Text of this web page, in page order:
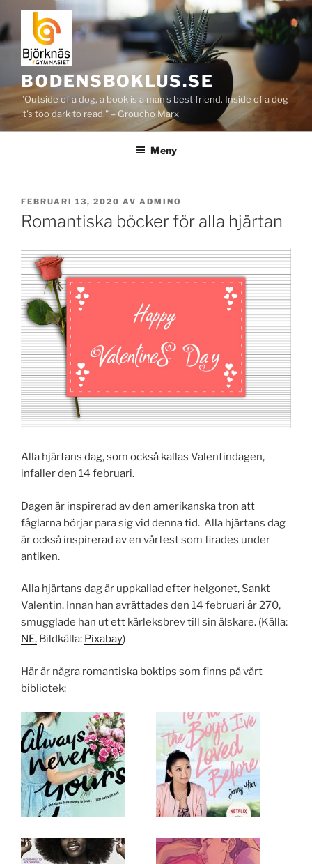
Hoppa
till
innehåll
BODENSBOKLUS.SE
"Outside of a dog, a book is a man's best friend. Inside of a dog
it's too dark to read." – Groucho Marx
Meny
PUBLICERAT
FEBRUARI 13, 2020 AV ADMINO
Romantiska böcker för alla hjärtan
Alla hjärtans dag, som också kallas Valentindagen,
infaller den 14 februari.
Dagen är inspirerad av den amerikanska tron att
fåglarna börjar para sig vid denna tid. Alla hjärtans dag
är också inspirerad av en vårfest som firades under
antiken.
Alla hjärtans dag är uppkallad efter helgonet, Sankt
Valentin. Innan han avrättades den 14 februari år 270,
smugglade han ut ett kärleksbrev till sin älskare. (Källa:
NE, Bildkälla: Pixabay)
Här är några romantiska boktips som finns på vårt
bibliotek: